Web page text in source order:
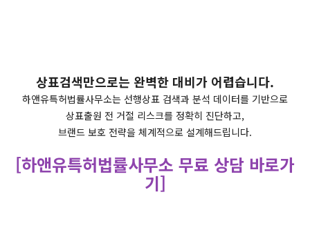
상표검색만으로는 완벽한 대비가 어렵습니다.
하앤유특허법률사무소는 선행상표 검색과 분석 데이터를 기반으로
상표출원 전 거절 리스크를 정확히 진단하고,
브랜드 보호 전략을 체계적으로 설계해드립니다.
[하앤유특허법률사무소 무료 상담 바로가
기]